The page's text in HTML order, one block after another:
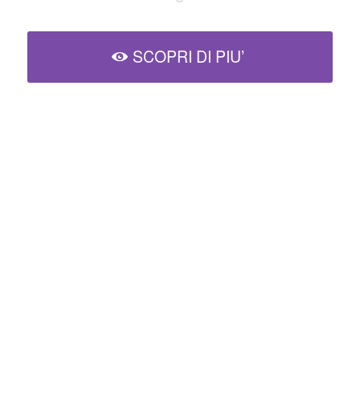
SCOPRI DI PIU’